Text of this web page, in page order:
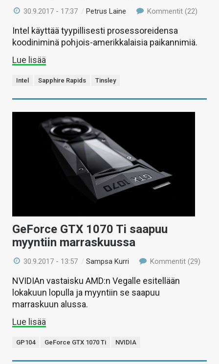
30.9.2017 - 17:37 / Petrus Laine Kommentit (22)
Intel käyttää tyypillisesti prosessoreidensa
koodiniminä pohjois-amerikkalaisia paikannimiä.
Lue lisää
Intel Sapphire Rapids Tinsley
GeForce GTX 1070 Ti saapuu
myyntiin marraskuussa
30.9.2017 - 13:57 /Sampsa Kurri Kommentit (29)
NVIDIAn vastaisku AMD:n Vegalle esitellään
lokakuun lopulla ja myyntiin se saapuu
marraskuun alussa.
Lue lisää
GP104 GeForce GTX 1070 Ti NVIDIA